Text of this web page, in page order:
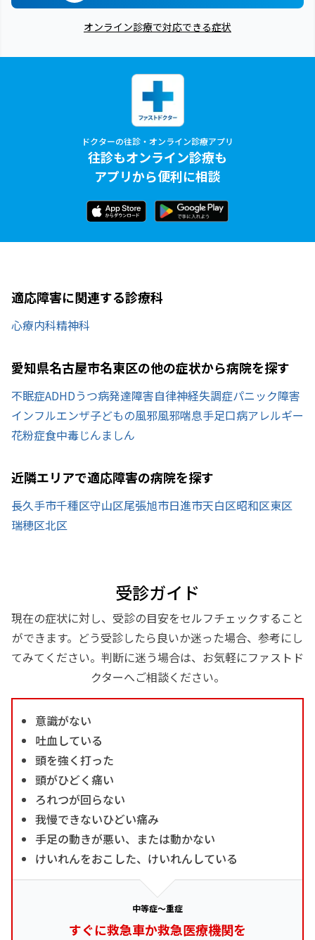
オンライン診療で対応できる症状
ドクターの往診・オンライン診療アプリ
往診もオンライン診療も
アプリから便利に相談
適応障害に関連する診療科
心療内科精神科
愛知県名古屋市名東区の他の症状から病院を探す
不眠症ADHDうつ病発達障害自律神経失調症パニック障害
インフルエンザ子どもの風邪風邪喘息手足口病アレルギー
花粉症食中毒じんましん
近隣エリアで適応障害の病院を探す
長久手市千種区守山区尾張旭市日進市天白区昭和区東区
瑞穂区北区
受診ガイド
現在の症状に対し、受診の目安をセルフチェックすること
ができます。どう受診したら良いか迷った場合、参考にし
てみてください。判断に迷う場合は、お気軽にファストド
クターへご相談ください。
意識がない
吐血している
頭を強く打った
頭がひどく痛い
ろれつが回らない
我慢できないひどい痛み
手足の動きが悪い、または動かない
けいれんをおこした、けいれんしている
中等症～重症
すぐに救急車か救急医療機関を